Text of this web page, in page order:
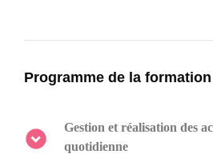
Programme de la formation
Gestion et réalisation des
quotidienne